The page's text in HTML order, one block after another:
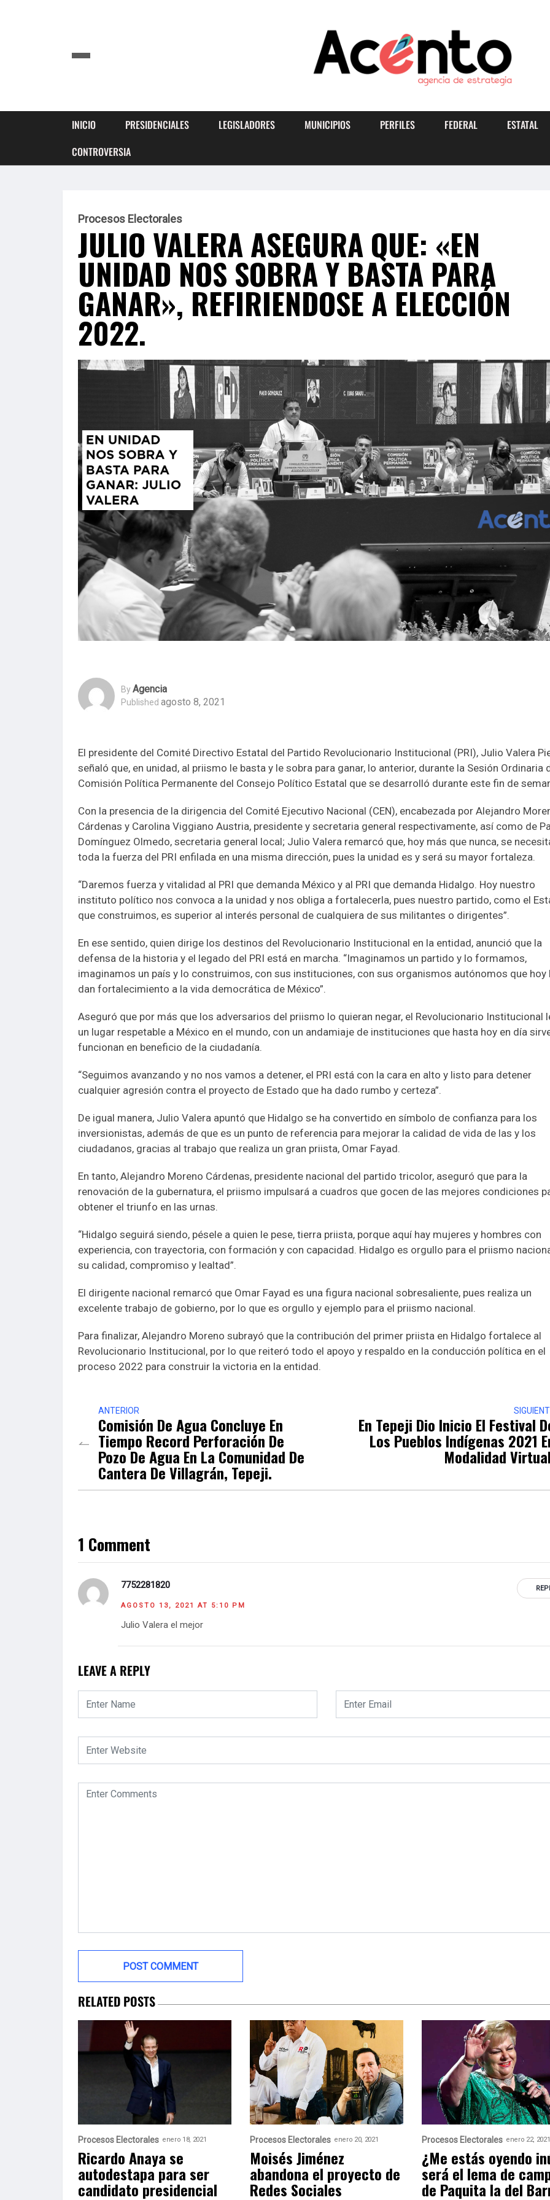
INICIO PRESIDENCIALES LEGISLADORES MUNICIPIOS PERFILES FEDERAL ESTATAL
CONTROVERSIA
Procesos Electorales
JULIO VALERA ASEGURA QUE: «EN
UNIDAD NOS SOBRA Y BASTA PARA
GANAR», REFIRIENDOSE A ELECCIÓN
2022.
ByAgencia
Published agosto 8, 2021
El presidente del Comité Directivo Estatal del Partido Revolucionario Institucional (PRI), Julio Valera
señaló que, en unidad, al priismo le basta y le sobra para ganar, lo anterior, durante la Sesión Ordinaria
Comisión Política Permanente del Consejo Político Estatal que se desarrolló durante este fin de
Con la presencia de la dirigencia del Comité Ejecutivo Nacional (CEN), encabezada por Alejandro
Cárdenas y Carolina Viggiano Austria, presidente y secretaria general respectivamente, así como de
Domínguez Olmedo, secretaria general local; Julio Valera remarcó que, hoy más que nunca, se
toda la fuerza del PRI enfilada en una misma dirección, pues la unidad es y será su mayor fortaleza.
“Daremos fuerza y vitalidad al PRI que demanda México y al PRI que demanda Hidalgo. Hoy nuestro
instituto político nos convoca a la unidad y nos obliga a fortalecerla, pues nuestro partido, como el
que construimos, es superior al interés personal de cualquiera de sus militantes o dirigentes”.
En ese sentido, quien dirige los destinos del Revolucionario Institucional en la entidad, anunció que la
defensa de la historia y el legado del PRI está en marcha. “Imaginamos un partido y lo formamos,
imaginamos un país y lo construimos, con sus instituciones, con sus organismos autónomos que hoy
dan fortalecimiento a la vida democrática de México”.
Aseguró que por más que los adversarios del priismo lo quieran negar, el Revolucionario Institucional
un lugar respetable a México en el mundo, con un andamiaje de instituciones que hasta hoy en día
funcionan en beneficio de la ciudadanía.
“Seguimos avanzando y no nos vamos a detener, el PRI está con la cara en alto y listo para detener
cualquier agresión contra el proyecto de Estado que ha dado rumbo y certeza”.
De igual manera, Julio Valera apuntó que Hidalgo se ha convertido en símbolo de confianza para los
inversionistas, además de que es un punto de referencia para mejorar la calidad de vida de las y los
ciudadanos, gracias al trabajo que realiza un gran priista, Omar Fayad.
En tanto, Alejandro Moreno Cárdenas, presidente nacional del partido tricolor, aseguró que para la
renovación de la gubernatura, el priismo impulsará a cuadros que gocen de las mejores condiciones
obtener el triunfo en las urnas.
“Hidalgo seguirá siendo, pésele a quien le pese, tierra priista, porque aquí hay mujeres y hombres con
experiencia, con trayectoria, con formación y con capacidad. Hidalgo es orgullo para el priismo
su calidad, compromiso y lealtad”.
El dirigente nacional remarcó que Omar Fayad es una figura nacional sobresaliente, pues realiza un
excelente trabajo de gobierno, por lo que es orgullo y ejemplo para el priismo nacional.
Para finalizar, Alejandro Moreno subrayó que la contribución del primer priista en Hidalgo fortalece al
Revolucionario Institucional, por lo que reiteró todo el apoyo y respaldo en la conducción política en el
proceso 2022 para construir la victoria en la entidad.
ANTERIOR
Comisión De Agua Concluye En
Tiempo Record Perforación De
Pozo De Agua En La Comunidad De
Cantera De Villagrán, Tepeji.
En Tepeji Dio Inicio El Festival
Los Pueblos Indígenas 2021
Modalidad
1 Comment
7752281820
AGOSTO 13, 2021 AT 5:10 PM
Julio Valera el mejor
LEAVE A REPLY
RELATED POSTS
Procesos Electorales enero 18, 2021
Ricardo Anaya se
autodestapa para ser
candidato presidencial
Procesos Electorales enero 20, 2021
Moisés Jiménez
abandona el proyecto de
Redes Sociales
Procesos Electorales enero 22, 2021
¿Me estás oyendo
será el lema de
de Paquita la del